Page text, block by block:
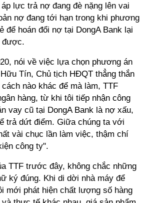
lực trả nợ đang đè nặng lên vai
nợ đang tới hạn trong khi phương
để hoán đổi nợ tại DongA Bank lại
được.
nói về việc lựa chọn phương án
Tín, Chủ tịch HĐQT thẳng thắn
nào khác để mà làm, TTF
hàng, từ khi tôi tiếp nhận công
vay cũ tại DongA Bank là nợ xấu,
trả dứt điểm. Giữa chúng ta với
vài chục lần làm việc, thậm chí
công ty".
TTF trước đây, không chắc những
ký đúng. Khi di dời nhà máy để
mới phát hiện chất lượng số hàng